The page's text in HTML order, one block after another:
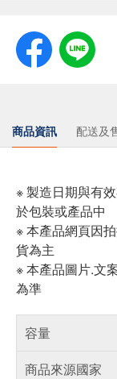
商品資訊 配送及
※ 製造日期與有
於包裝或產品中
※ 本產品網頁因
貨為主
※ 本產品圖片.文
為準
容量
商品來源國家